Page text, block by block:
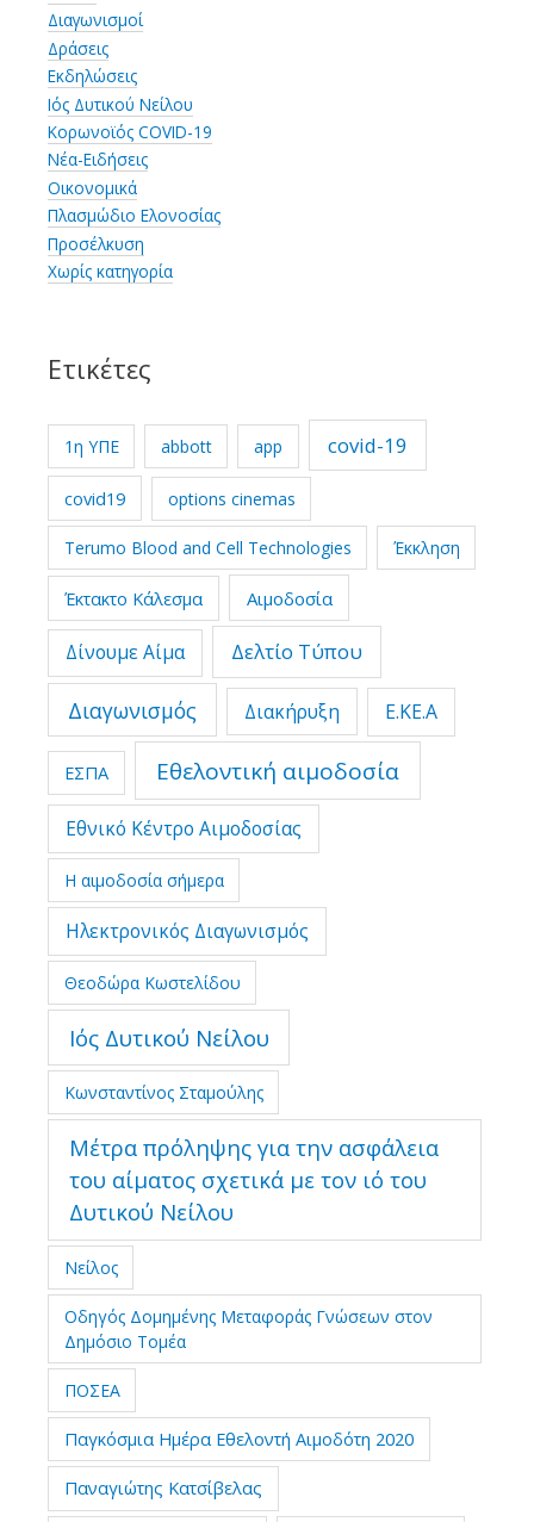
Διαγωνισμοί
Δράσεις
Εκδηλώσεις
Ιός Δυτικού Νείλου
Κορωνοϊός COVID-19
Νέα-Ειδήσεις
Οικονομικά
Πλασμώδιο Ελονοσίας
Προσέλκυση
Χωρίς κατηγορία
Ετικέτες
1η ΥΠΕ abbott app covid-19
covid19 options cinemas
Terumo Blood and Cell Technologies Έκκληση
Έκτακτο Κάλεσμα Αιμοδοσία
Δίνουμε Αίμα Δελτίο Τύπου
Διαγωνισμός Διακήρυξη Ε.ΚΕ.Α
ΕΣΠΑ Εθελοντική αιμοδοσία
Εθνικό Κέντρο Αιμοδοσίας
Η αιμοδοσία σήμερα
Ηλεκτρονικός Διαγωνισμός
Θεοδώρα Κωστελίδου
Ιός Δυτικού Νείλου
Κωνσταντίνος Σταμούλης
Μέτρα πρόληψης για την ασφάλεια
του αίματος σχετικά με τον ιό του
Δυτικού Νείλου
Νείλος
Οδηγός Δομημένης Μεταφοράς Γνώσεων στον
Δημόσιο Τομέα
ΠΟΣΕΑ
Παγκόσμια Ημέρα Εθελοντή Αιμοδότη 2020
Παναγιώτης Κατσίβελας